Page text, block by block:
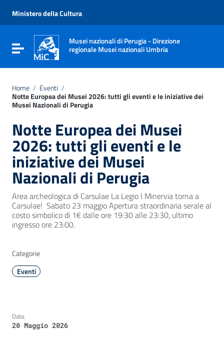
Vai al menu di navigazione
Vai al footer
Ministero della Cultura
Attiva / disattiva la navigazione
Musei nazionali di Perugia - Direzione
regionale Musei nazionali Umbria
Home / Eventi /
Notte Europea dei Musei 2026: tutti gli eventi e le iniziative dei
Musei Nazionali di Perugia
Notte Europea dei Musei
2026: tutti gli eventi e le
iniziative dei Musei
Nazionali di Perugia
Area archeologica di Carsulae La Legio I Minervia torna a
Carsulae! Sabato 23 maggio Apertura straordinaria serale al
costo simbolico di 1€ dalle ore 19:30 alle 23:30, ultimo
ingresso ore 23:00.
Categorie
Eventi
Data:
20 Maggio 2026